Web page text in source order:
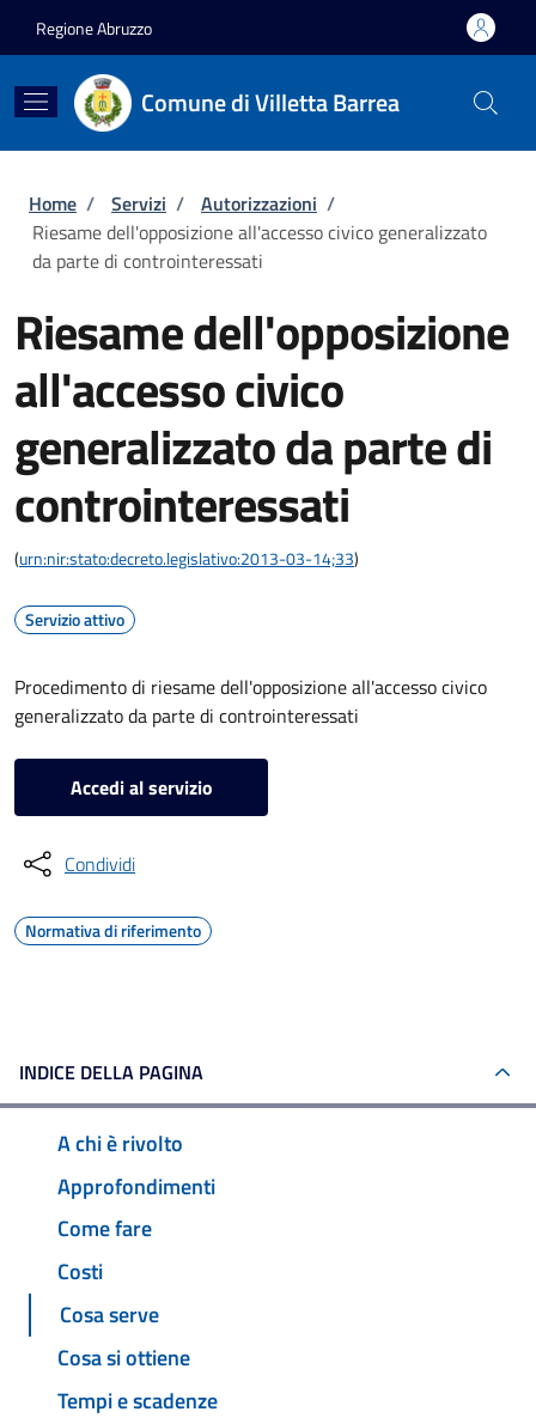
Regione Abruzzo
Comune di Villetta Barrea
Briciole di pane
Home / Servizi / Autorizzazioni /
Riesame dell'opposizione all'accesso civico generalizzato
da parte di controinteressati
Riesame dell'opposizione
all'accesso civico
generalizzato da parte di
controinteressati
(urn:nir:stato:decreto.legislativo:2013-03-14;33)
Servizio attivo
Procedimento di riesame dell'opposizione all'accesso civico
generalizzato da parte di controinteressati
Accedi al servizio
Condividi
Normativa di riferimento
INDICE DELLA PAGINA
A chi è rivolto
Approfondimenti
Come fare
Costi
Cosa serve
Cosa si ottiene
Tempi e scadenze